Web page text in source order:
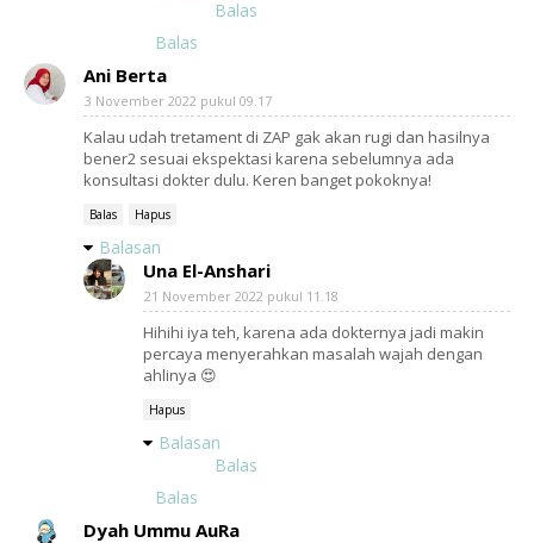
Balas
Balas
Ani Berta
3 November 2022 pukul 09.17
Kalau udah tretament di ZAP gak akan rugi dan hasilnya
bener2 sesuai ekspektasi karena sebelumnya ada
konsultasi dokter dulu. Keren banget pokoknya!
Balas Hapus
Balasan
Una El-Anshari
21 November 2022 pukul 11.18
Hihihi iya teh, karena ada dokternya jadi makin
percaya menyerahkan masalah wajah dengan
ahlinya 😍
Hapus
Balasan
Balas
Balas
Dyah Ummu AuRa